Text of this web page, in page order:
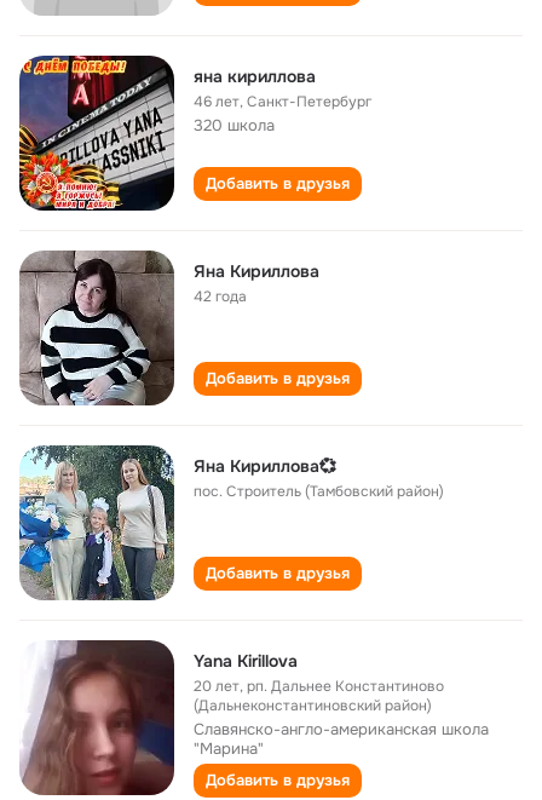
яна кириллова
46 лет,Санкт-Петербург
320 школа
Добавить в друзья
Яна Кириллова
42 года
Добавить в друзья
Яна Kирилловa💞
пос. Строитель (Тамбовский район)
Добавить в друзья
Yana Kirillova
20 лет,рп. Дальнее Константиново
(Дальнеконстантиновский район)
Славянско-англо-американская школа
"Марина"
Добавить в друзья